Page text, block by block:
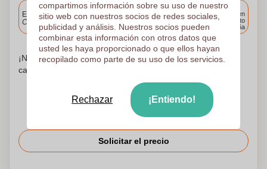
Incluido
Entrega estándar
Cargue y apruebe sus archivos antes de las 9.30 a.m.
Entrega en
cualquier punto
de España
¡No te preocupes! Simplemente suba sus archivos a la
canasta de compras
Solicitar el precio
compartimos información sobre su uso de nuestro
sitio web con nuestros socios de redes sociales,
publicidad y análisis. Nuestros socios pueden
combinar esta información con otros datos que
usted les haya proporcionado o que ellos hayan
recopilado como parte de su uso de los servicios.
Rechazar ¡Entiendo!